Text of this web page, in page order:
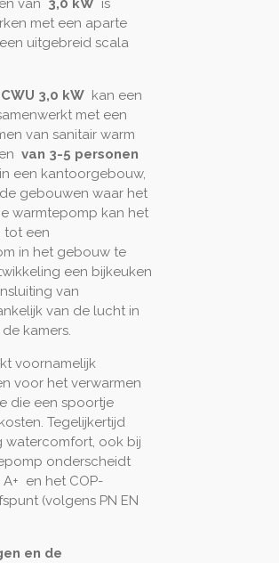
van 3,0 kW is
met een aparte
uitgebreid scala
3,0 kW kan een
met een
van sanitair warm
van 3-5 personen
een kantoorgebouw,
gebouwen waar het
warmtepomp kan het
tot een
in het gebouw te
een bijkeuken
van
van de lucht in
kamers.
voornamelijk
voor het verwarmen
die een spoortje
Tegelijkertijd
ook bij
onderscheidt
A+ en het COP-
(volgens PN EN
en de